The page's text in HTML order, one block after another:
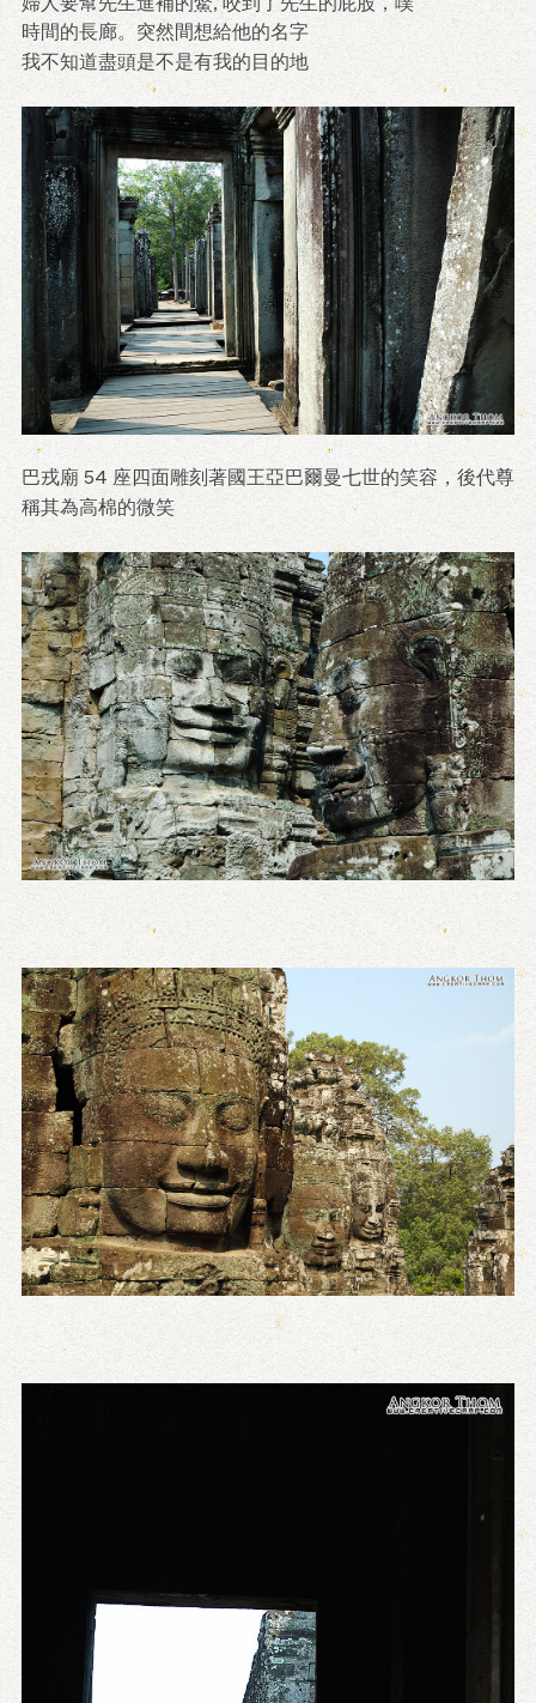
時間的長廊。突然間想給他的名字
我不知道盡頭是不是有我的目的地
巴戎廟 54 座四面雕刻著國王亞巴爾曼七世的笑容，後代尊
稱其為高棉的微笑